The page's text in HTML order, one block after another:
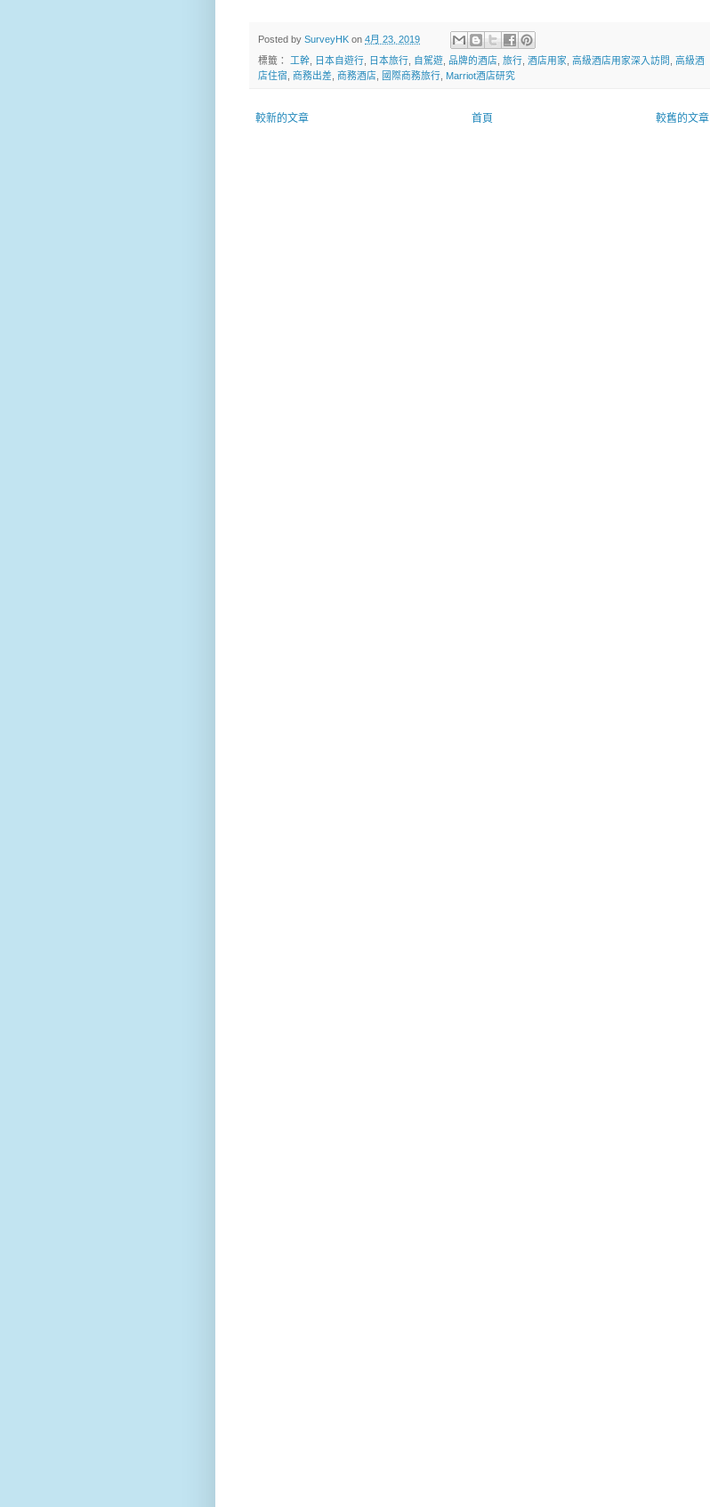
Posted by SurveyHK on 4月 23, 2019
標籤： 工幹 日本自遊行 日本旅行 自駕遊 品牌的酒店 旅行 酒店用家 高級酒店用家深入訪問
高級酒
店住宿
商務出差 商務酒店 國際商務旅行 Marriot酒店研究
較新的文章 較舊的文章
首頁